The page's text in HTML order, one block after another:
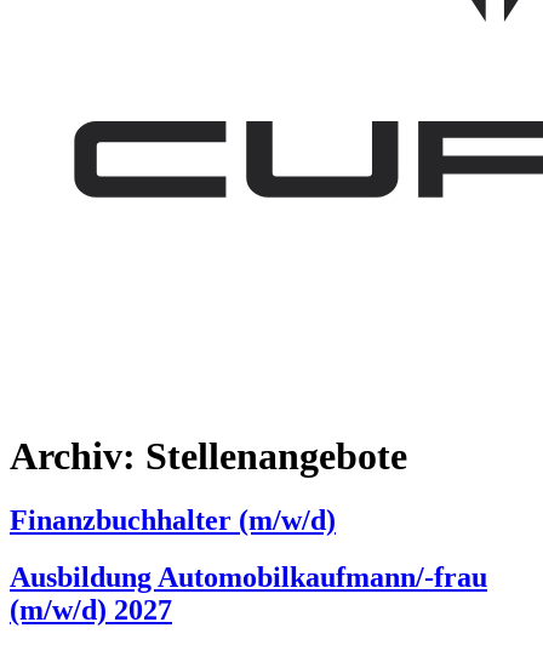
Archiv: Stellenangebote
Finanzbuchhalter (m/w/d)
Ausbildung Automobilkaufmann/-frau
(m/w/d) 2027